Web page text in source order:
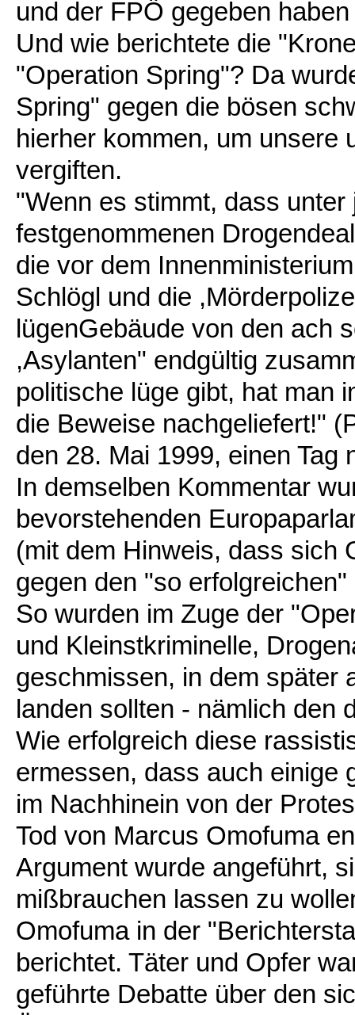
und der FPÖ gegeben
Und wie berichtete die
"Operation Spring"? Da
Spring" gegen die bösen
hierher kommen, um unsere
vergiften.
"Wenn es stimmt, dass
festgenommenen
die vor dem
Schlögl und die
lügenGebäude von den ach
,Asylanten" endgültig
politische lüge gibt, hat man
die Beweise nachgeliefert!"
den 28. Mai 1999, einen
In demselben Kommentar
bevorstehenden
(mit dem Hinweis, dass sich
gegen den "so
So wurden im Zuge der
und Kleinstkriminelle,
geschmissen, in dem später
landen sollten - nämlich den
Wie erfolgreich diese
ermessen, dass auch einige
im Nachhinein von der
Tod von Marcus Omofuma
Argument wurde angeführt,
mißbrauchen lassen zu
Omofuma in der
berichtet. Täter und Opfer
geführte Debatte über den